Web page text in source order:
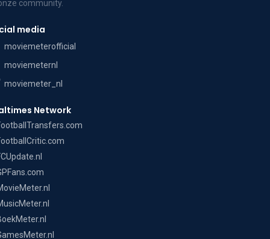
community.
media
moviemeterofficial
moviemeternl
moviemeter_nl
Network